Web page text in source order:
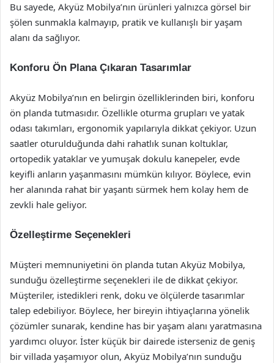
Bu sayede, Akyüz Mobilya’nın ürünleri yalnızca görsel bir
şölen sunmakla kalmayıp, pratik ve kullanışlı bir yaşam
alanı da sağlıyor.
Konforu Ön Plana Çıkaran Tasarımlar
Akyüz Mobilya’nın en belirgin özelliklerinden biri, konforu
ön planda tutmasıdır. Özellikle oturma grupları ve yatak
odası takımları, ergonomik yapılarıyla dikkat çekiyor. Uzun
saatler oturulduğunda dahi rahatlık sunan koltuklar,
ortopedik yataklar ve yumuşak dokulu kanepeler, evde
keyifli anların yaşanmasını mümkün kılıyor. Böylece, evin
her alanında rahat bir yaşantı sürmek hem kolay hem de
zevkli hale geliyor.
Özelleştirme Seçenekleri
Müşteri memnuniyetini ön planda tutan Akyüz Mobilya,
sunduğu özelleştirme seçenekleri ile de dikkat çekiyor.
Müşteriler, istedikleri renk, doku ve ölçülerde tasarımlar
talep edebiliyor. Böylece, her bireyin ihtiyaçlarına yönelik
çözümler sunarak, kendine has bir yaşam alanı yaratmasına
yardımcı oluyor. İster küçük bir dairede isterseniz de geniş
bir villada yaşamıyor olun, Akyüz Mobilya’nın sunduğu